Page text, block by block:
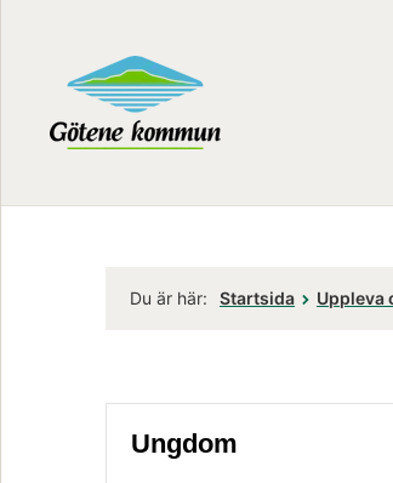
Du är här: Startsida Uppleva
Ungdom